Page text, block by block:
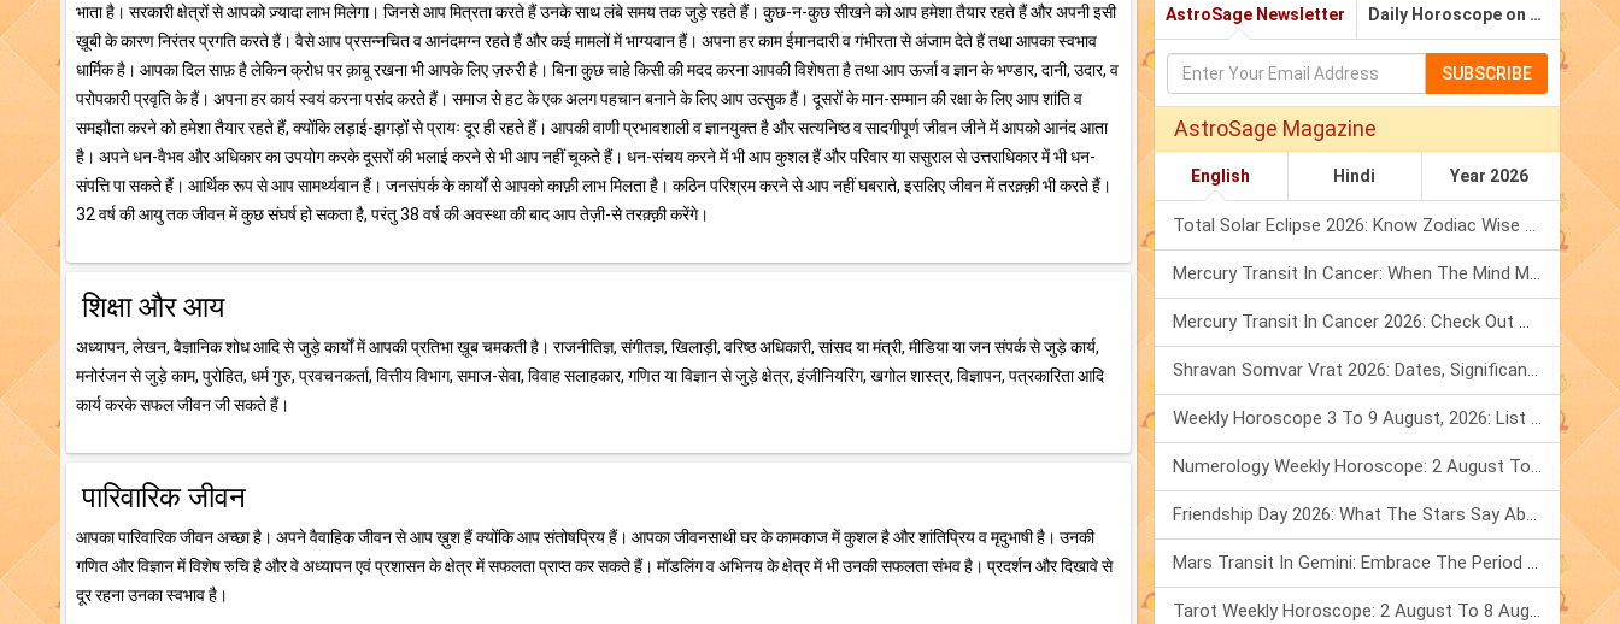
भाता है। सरकारी क्षेत्रों से आपको ज़्यादा लाभ मिलेगा। जिनसे आप मित्रता करते हैं उनके साथ लंबे समय तक जुड़े रहते हैं। कुछ-न-कुछ सीखने को आप हमेशा तैयार रहते हैं और अपनी इसी
ख़ूबी के कारण निरंतर प्रगति करते हैं। वैसे आप प्रसन्नचित व आनंदमग्न रहते हैं और कई मामलों में भाग्यवान हैं। अपना हर काम ईमानदारी व गंभीरता से अंजाम देते हैं तथा आपका स्वभाव
धार्मिक है। आपका दिल साफ़ है लेकिन क्रोध पर क़ाबू रखना भी आपके लिए ज़रुरी है। बिना कुछ चाहे किसी की मदद करना आपकी विशेषता है तथा आप ऊर्जा व ज्ञान के भण्डार, दानी, उदार, व
परोपकारी प्रवृति के हैं। अपना हर कार्य स्वयं करना पसंद करते हैं। समाज से हट के एक अलग पहचान बनाने के लिए आप उत्सुक हैं। दूसरों के मान-सम्मान की रक्षा के लिए आप शांति व
समझौता करने को हमेशा तैयार रहते हैं, क्योंकि लड़ाई-झगड़ों से प्रायः दूर ही रहते हैं। आपकी वाणी प्रभावशाली व ज्ञानयुक्त है और सत्यनिष्ठ व सादगीपूर्ण जीवन जीने में आपको आनंद आता
है। अपने धन-वैभव और अधिकार का उपयोग करके दूसरों की भलाई करने से भी आप नहीं चूकते हैं। धन-संचय करने में भी आप कुशल हैं और परिवार या ससुराल से उत्तराधिकार में भी धन-
संपत्ति पा सकते हैं। आर्थिक रूप से आप सामर्थ्यवान हैं। जनसंपर्क के कार्यों से आपको काफ़ी लाभ मिलता है। कठिन परिश्रम करने से आप नहीं घबराते, इसलिए जीवन में तरक़्क़ी भी करते हैं।
32 वर्ष की आयु तक जीवन में कुछ संघर्ष हो सकता है, परंतु 38 वर्ष की अवस्था की बाद आप तेज़ी-से तरक़्क़ी करेंगे।
शिक्षा और आय
अध्यापन, लेखन, वैज्ञानिक शोध आदि से जुड़े कार्यों में आपकी प्रतिभा ख़ूब चमकती है। राजनीतिज्ञ, संगीतज्ञ, खिलाड़ी, वरिष्ठ अधिकारी, सांसद या मंत्री, मीडिया या जन संपर्क से जुड़े कार्य,
मनोरंजन से जुड़े काम, पुरोहित, धर्म गुरु, प्रवचनकर्ता, वित्तीय विभाग, समाज-सेवा, विवाह सलाहकार, गणित या विज्ञान से जुड़े क्षेत्र, इंजीनियरिंग, खगोल शास्त्र, विज्ञापन, पत्रकारिता आदि
कार्य करके सफल जीवन जी सकते हैं।
पारिवारिक जीवन
आपका पारिवारिक जीवन अच्छा है। अपने वैवाहिक जीवन से आप ख़ुश हैं क्योंकि आप संतोषप्रिय हैं। आपका जीवनसाथी घर के कामकाज में कुशल है और शांतिप्रिय व मृदुभाषी है। उनकी
गणित और विज्ञान में विशेष रुचि है और वे अध्यापन एवं प्रशासन के क्षेत्र में सफलता प्राप्त कर सकते हैं। मॉडलिंग व अभिनय के क्षेत्र में भी उनकी सफलता संभव है। प्रदर्शन और दिखावे से
दूर रहना उनका स्वभाव है।
AstroSage Newsletter Daily Horoscope on Email
SUBSCRIBE
AstroSage Magazine
English Hindi Year 2026
Total Solar Eclipse 2026: Know Zodiac Wise Prediction
Mercury Transit In Cancer: When The Mind Meets The Heart!
Mercury Transit In Cancer 2026: Check Out What It Brings For You
Shravan Somvar Vrat 2026: Dates, Significance & Rituals In August
Weekly Horoscope 3 To 9 August, 2026: List Of Fasts & Festivals
Numerology Weekly Horoscope: 2 August To 8 August, 2026
Friendship Day 2026: What The Stars Say About Your Best Friend!
Mars Transit In Gemini: Embrace The Period Full Of Energy & Intelligence
Tarot Weekly Horoscope: 2 August To 8 August, 2026